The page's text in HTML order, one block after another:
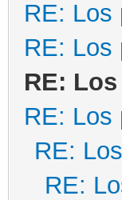
RE: Los
RE: Los
RE:
RE: Los
RE:
RE: